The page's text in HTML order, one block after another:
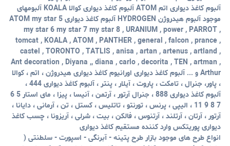
آلبوم کاغذ دیواری اتم ATOM آلبوم کاغذ دیواری کوالا KOALA آلبومهای
موجود آلبوم هیدروژن HYDROGEN آلبوم کاغذ دیواری ATOM my star 5
my star 6 my star 7 my star 8 , URANIUM , power , PARROT ,
tomcat , KOALA , ATOM , PANTHER , general , falcon , prance ,
castel , TORONTO , TATLIS , anisa , artan , artenus , artland ,
Ant decoration , Diyana ,, diana , carlo , decorita , TEN , artman ,
Arthur و ... آلبوم کاغذ دیواری اورانیوم کاغذ دیواری هیدروژن ، اتم ، کوالا
، پاور، جنرال ، تامکت ، پاروت ، آیلار ، پنتر ، آلبوم کاغذ دیواری 444 ،
آلبوم کاغذ دیواری 888 ، جنرال آرتور ، آرتمن ، آنیسا ، پیزا ، مای استار 5 6
7 8 9 11 ، الیپی ، پرنس ، تورنتو ، تاتلیس ، کستل ، تن ، آرمانی ، دایانا ،
آرتور ، آرتان ، آرتلند ، آرتنوس ، فالکن ، بیت ، شرلی ، آریزونا ، چسب کاغذ
دیواری پوریتکس وارد کننده مستقیم کاغذ دیواری
انواع طرح های موجود بازار طرح پتینه - آبرنگی - اسپورت - سلطنتی (